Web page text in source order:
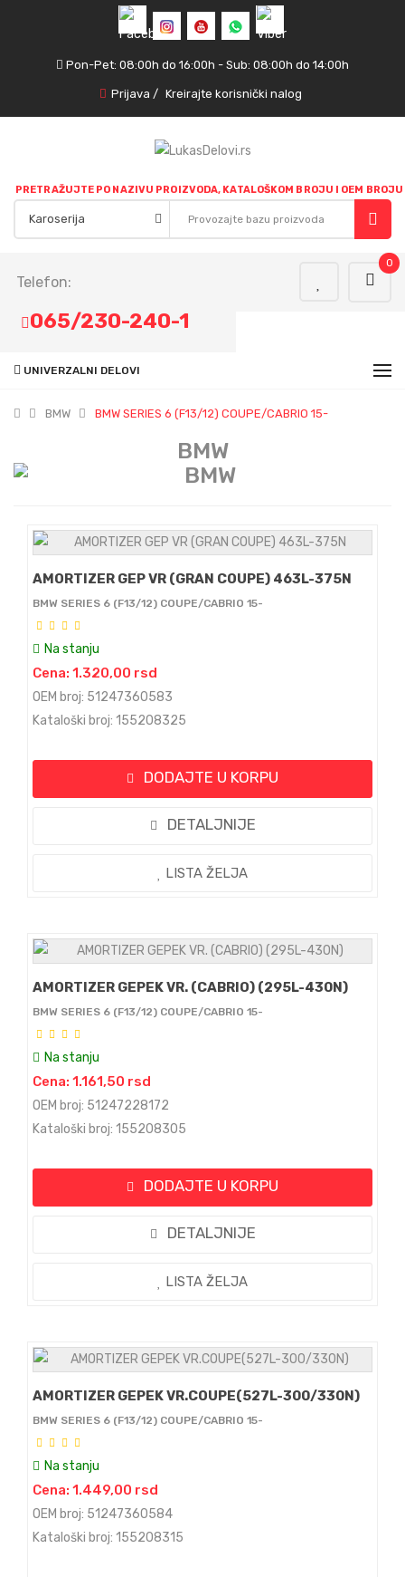
Pon-Pet: 08:00h do 16:00h - Sub: 08:00h do 14:00h
Prijava / Kreirajte korisnički nalog
PRETRAŽUJTE PO NAZIVU PROIZVODA, KATALOŠKOM BROJU I OEM BROJU
0
Telefon:
065/230-240-1
UNIVERZALNI DELOVI
BMW BMW SERIES 6 (F13/12) COUPE/CABRIO 15-
BMW
AMORTIZER GEP VR (GRAN COUPE) 463L-375N
BMW SERIES 6 (F13/12) COUPE/CABRIO 15-
Na stanju
Cena: 1.320,00 rsd
OEM broj: 51247360583
Kataloški broj: 155208325
DODAJTE U KORPU
DETALJNIJE
LISTA ŽELJA
AMORTIZER GEPEK VR. (CABRIO) (295L-430N)
BMW SERIES 6 (F13/12) COUPE/CABRIO 15-
Na stanju
Cena: 1.161,50 rsd
OEM broj: 51247228172
Kataloški broj: 155208305
DODAJTE U KORPU
DETALJNIJE
LISTA ŽELJA
AMORTIZER GEPEK VR.COUPE(527L-300/330N)
BMW SERIES 6 (F13/12) COUPE/CABRIO 15-
Na stanju
Cena: 1.449,00 rsd
OEM broj: 51247360584
Kataloški broj: 155208315